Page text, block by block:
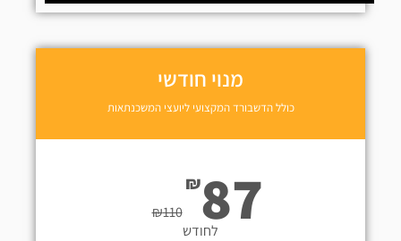
מנוי חודשי
כולל הדשבורד המקצועי ליועצי המשכנתאות
₪110
₪87לחודש